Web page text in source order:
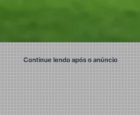
Continue lendo após o anúncio